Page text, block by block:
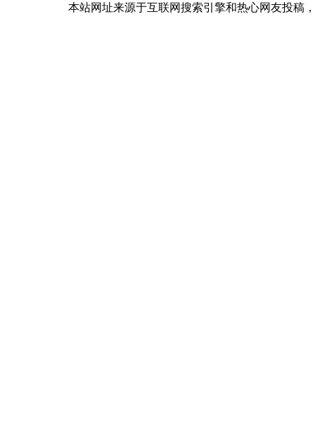
本站网址来源于互联网搜索引擎和热心网友投稿